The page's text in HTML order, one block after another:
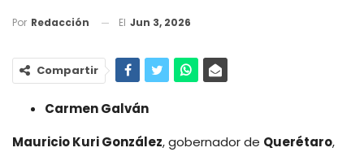
Por Redacción El Jun 3, 2026
Compartir
Carmen Galván
Mauricio Kuri González, gobernador de Querétaro,